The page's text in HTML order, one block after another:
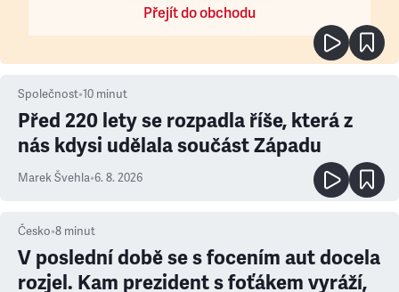
Přejít do obchodu
Společnost•10 minut
Před 220 lety se rozpadla říše, která z
nás kdysi udělala součást Západu
Marek Švehla•6. 8. 2026
Česko•8 minut
V poslední době se s focením aut docela
rozjel. Kam prezident s foťákem vyráží,